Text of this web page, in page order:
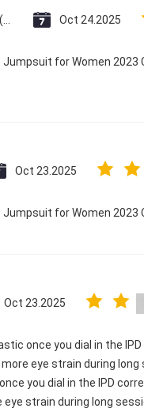
Oct 24.2025
for Women
Oct 23.2025
Jumpsuit for Women 2023
Oct 23.2025
once you dial in the
eye strain during
you dial in the IPD
strain during long